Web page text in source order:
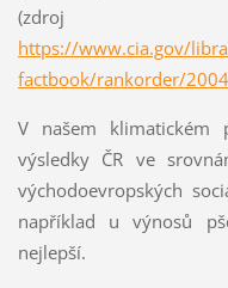
(zdroj
https://www.cia.gov/
factbook/rankorder/
V našem klimatickém
výsledky ČR ve
východoevropských
například u výnosů
nejlepší.